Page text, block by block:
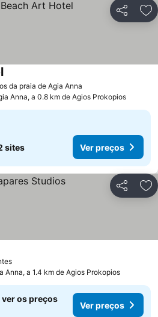
Partilhar
da praia de Agia Anna
Anna, a 0.8 km de Agios Prokopios
sites Ver preços
Partilhar
Anna, a 1.4 km de Agios Prokopios
ver os preços
Ver preços